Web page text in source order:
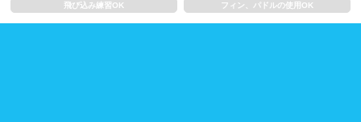
飛び込み練習OK フィン、パドルの使用OK